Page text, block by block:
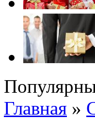
Главная »